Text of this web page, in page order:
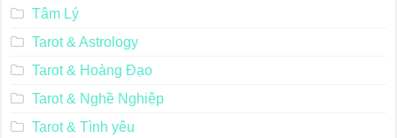
Tâm Lý
Tarot & Astrology
Tarot & Hoàng Đạo
Tarot & Nghề Nghiệp
Tarot & Tình yêu